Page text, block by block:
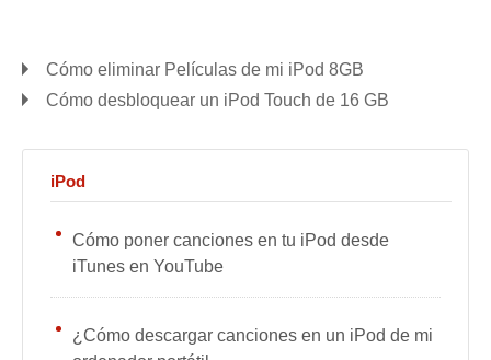
Cómo eliminar Películas de mi iPod 8GB
Cómo desbloquear un iPod Touch de 16 GB
iPod
Cómo poner canciones en tu iPod desde
iTunes en YouTube
¿Cómo descargar canciones en un iPod de mi